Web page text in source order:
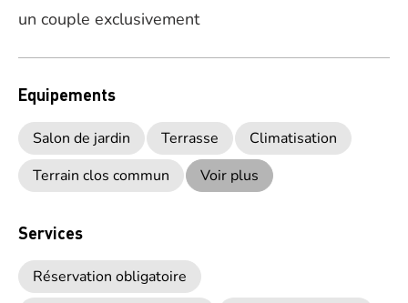
un couple exclusivement
Equipements
Salon de jardin Terrasse
Climatisation
Terrain clos commun
Voir plus
Services
Réservation obligatoire